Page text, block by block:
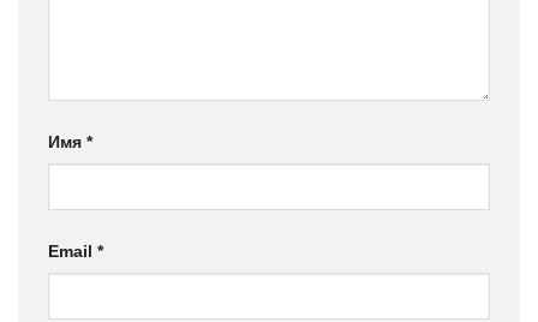
Имя *
Email *